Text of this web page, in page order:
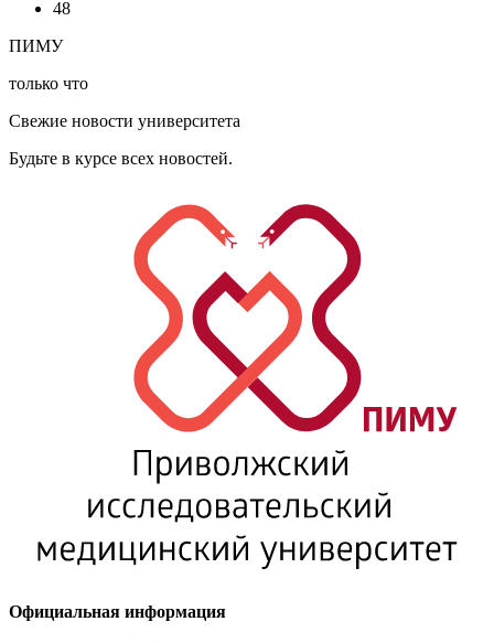
48
ПИМУ
только что
Свежие новости университета
Будьте в курсе всех новостей.
Официальная информация